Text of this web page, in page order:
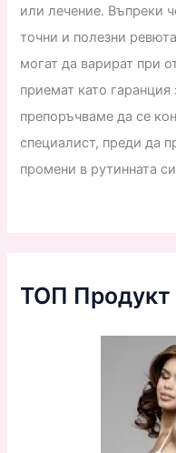
или лечение. Въпреки
точни и полезни
могат да варират при
приемат като
препоръчваме да се
специалист, преди да
промени в рутинната
ТОП Продукт